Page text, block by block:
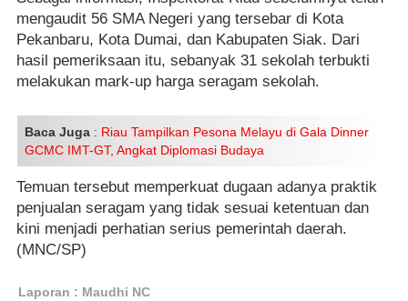
mengaudit 56 SMA Negeri yang tersebar di Kota
Pekanbaru, Kota Dumai, dan Kabupaten Siak. Dari
hasil pemeriksaan itu, sebanyak 31 sekolah terbukti
melakukan mark-up harga seragam sekolah.
Baca Juga : Riau Tampilkan Pesona Melayu di Gala Dinner
GCMC IMT-GT, Angkat Diplomasi Budaya
Temuan tersebut memperkuat dugaan adanya praktik
penjualan seragam yang tidak sesuai ketentuan dan
kini menjadi perhatian serius pemerintah daerah.
(MNC/SP)
Laporan : Maudhi NC